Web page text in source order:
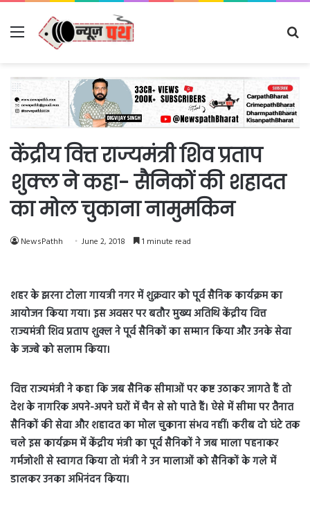
Menu
केंद्रीय वित्त राज्यमंत्री शिव प्रताप
शुक्ल ने कहा- सैनिकों की शहादत
का मोल चुकाना नामुमकिन
NewsPathh June 2, 2018 1 minute read
शहर के झरना टोला गायत्री नगर में शुक्रवार को पूर्व सैनिक कार्यक्रम का
आयोजन किया गया। इस अवसर पर बतौर मुख्य अतिथि केंद्रीय वित्त
राज्यमंत्री शिव प्रताप शुक्ल ने पूर्व सैनिकों का सम्मान किया और उनके सेवा
के जज्बे को सलाम किया।
वित्त राज्यमंत्री ने कहा कि जब सैनिक सीमाओं पर कष्ट उठाकर जागते हैं तो
देश के नागरिक अपने-अपने घरों में चैन से सो पाते हैं। ऐसे में सीमा पर तैनात
सैनिकों की सेवा और शहादत का मोल चुकाना संभव नहीं। करीब दो घंटे तक
चले इस कार्यक्रम में केंद्रीय मंत्री का पूर्व सैनिकों ने जब माला पहनाकर
गर्मजोशी से स्वागत किया तो मंत्री ने उन मालाओं को सैनिकों के गले में
डालकर उनका अभिनंदन किया।